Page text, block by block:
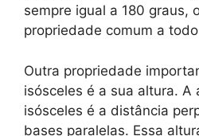
sempre igual a 180 graus,
propriedade comum a
Outra propriedade
isósceles é a sua altura.
isósceles é a distância
bases paralelas. Essa